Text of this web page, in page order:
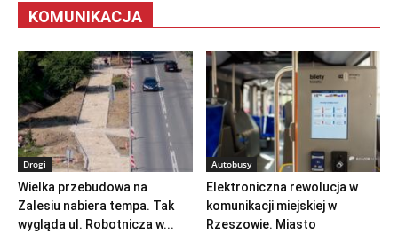
KOMUNIKACJA
Drogi
Wielka przebudowa na
Zalesiu nabiera tempa. Tak
wygląda ul. Robotnicza w...
Autobusy
Elektroniczna rewolucja w
komunikacji miejskiej w
Rzeszowie. Miasto